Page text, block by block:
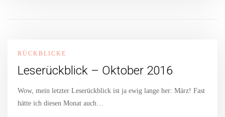
RÜCKBLICKE
Leserückblick – Oktober 2016
Wow, mein letzter Leserückblick ist ja ewig lange her: März! Fast
hätte ich diesen Monat auch…